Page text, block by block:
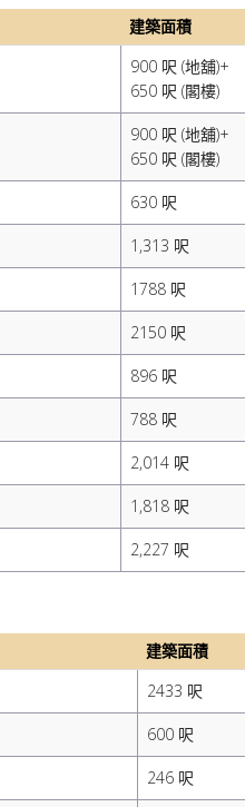
建築面積
900 呎 (地舖)+
650 呎 (閣樓)
900 呎 (地舖)+
650 呎 (閣樓)
630 呎
1,313 呎
1788 呎
2150 呎
896 呎
788 呎
2,014 呎
1,818 呎
2,227 呎
建築面積
2433 呎
600 呎
246 呎